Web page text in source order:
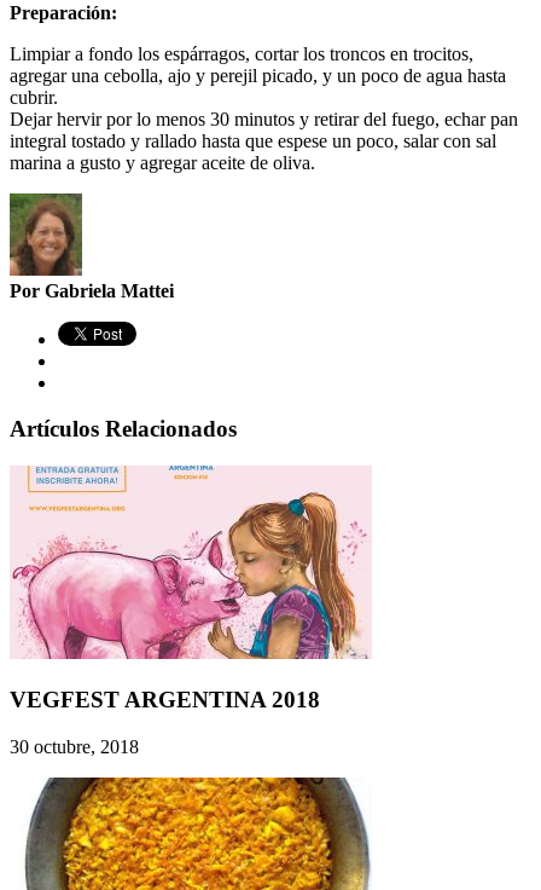
Preparación:
Limpiar a fondo los espárragos, cortar los troncos en trocitos,
agregar una cebolla, ajo y perejil picado, y un poco de agua hasta
cubrir.
Dejar hervir por lo menos 30 minutos y retirar del fuego, echar pan
integral tostado y rallado hasta que espese un poco, salar con sal
marina a gusto y agregar aceite de oliva.
Por Gabriela Mattei
Artículos Relacionados
VEGFEST ARGENTINA 2018
30 octubre, 2018